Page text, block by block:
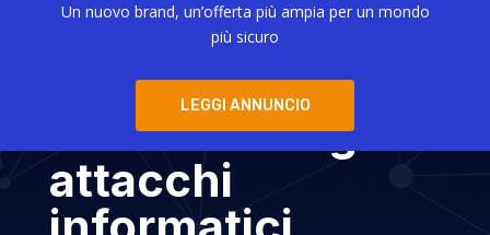
Un nuovo brand, un’offerta più ampia per un mondo
più sicuro
LEGGI ANNUNCIO
Clusit 2023:
l’Italia sul podio
mondiale degli
attacchi